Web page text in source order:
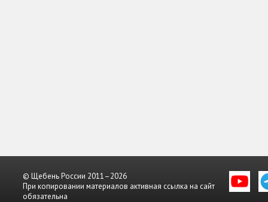
© Щебень России 2011–2026
При копировании материалов активная ссылка на сайт
обязательна